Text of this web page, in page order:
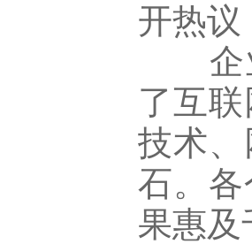
开热议
企业
了互
技术
石。
果惠及